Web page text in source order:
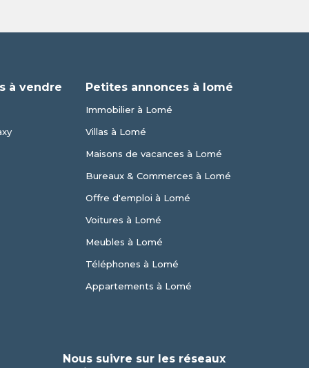
à vendre Petites annonces à lomé
Immobilier à Lomé
Villas à Lomé
Maisons de vacances à Lomé
Bureaux & Commerces à Lomé
Offre d'emploi à Lomé
Voitures à Lomé
Meubles à Lomé
Téléphones à Lomé
Appartements à Lomé
Nous suivre sur les réseaux